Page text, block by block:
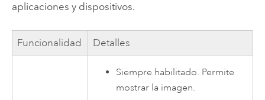
aplicaciones y dispositivos.
Funcionalidad Detalles
Siempre habilitado. Permite
mostrar la imagen.